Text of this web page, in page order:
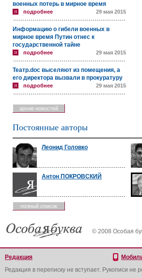
военных потерь в мирное время
подробнее 29 мая 2015
Информацию о гибели военных в
мирное время Путин отнес к
государственной тайне
подробнее 29 мая 2015
Театр.doc выселяют из помещения, а
его директора вызвали в прокуратуру
подробнее 29 мая 2015
архив новостей
Постоянные авторы
Леонид Головко
Антон ПОКРОВСКИЙ
полный список
© 2008 Особая
Редакция
Редакция в переписку не вступает. Рукописи